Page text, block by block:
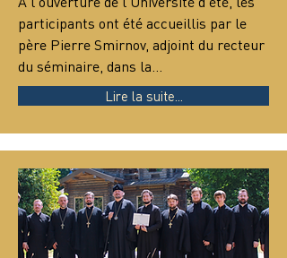
participants ont été accueillis par le
père Pierre Smirnov, adjoint du recteur
du séminaire, dans la…
Lire la suite...